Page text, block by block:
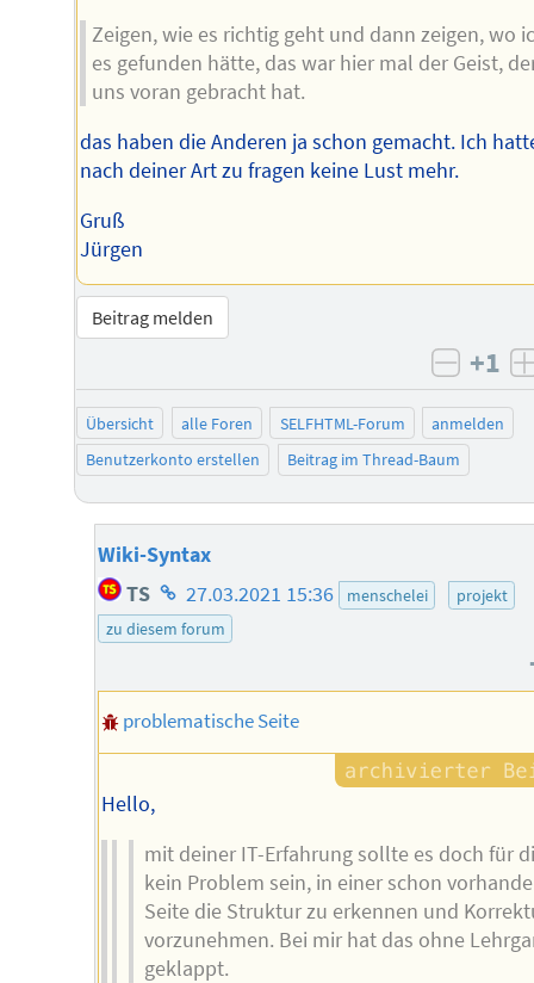
Zeigen, wie es richtig geht und dann zeigen, wo
es gefunden hätte, das war hier mal der Geist,
uns voran gebracht hat.
das haben die Anderen ja schon gemacht. Ich
nach deiner Art zu fragen keine Lust mehr.
Gruß
Jürgen
Beitrag melden
+1
Übersicht alle Foren SELFHTML-Forum
anmelden
Benutzerkonto erstellen
Beitrag im Thread-Baum
Wiki-Syntax
TS Homepage
des
27.03.2021 15:36 menschelei
projekt
zu diesem forum
problematische Seite
Hello,
mit deiner IT-Erfahrung sollte es doch für
kein Problem sein, in einer schon
Seite die Struktur zu erkennen und
vorzunehmen. Bei mir hat das ohne
geklappt.